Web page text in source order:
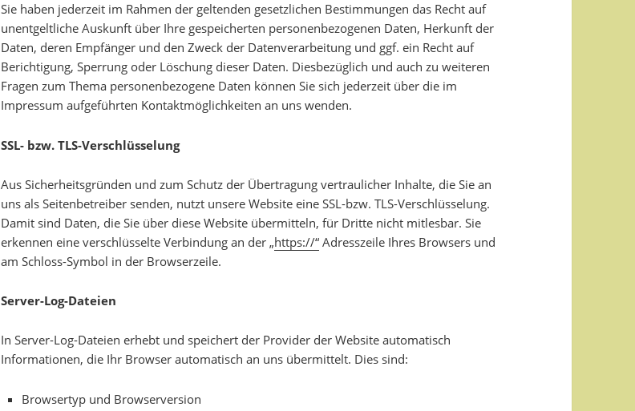
Sie haben jederzeit im Rahmen der geltenden gesetzlichen Bestimmungen das Recht auf
unentgeltliche Auskunft über Ihre gespeicherten personenbezogenen Daten, Herkunft der
Daten, deren Empfänger und den Zweck der Datenverarbeitung und ggf. ein Recht auf
Berichtigung, Sperrung oder Löschung dieser Daten. Diesbezüglich und auch zu weiteren
Fragen zum Thema personenbezogene Daten können Sie sich jederzeit über die im
Impressum aufgeführten Kontaktmöglichkeiten an uns wenden.
SSL- bzw. TLS-Verschlüsselung
Aus Sicherheitsgründen und zum Schutz der Übertragung vertraulicher Inhalte, die Sie an
uns als Seitenbetreiber senden, nutzt unsere Website eine SSL-bzw. TLS-Verschlüsselung.
Damit sind Daten, die Sie über diese Website übermitteln, für Dritte nicht mitlesbar. Sie
erkennen eine verschlüsselte Verbindung an der „https://“ Adresszeile Ihres Browsers und
am Schloss-Symbol in der Browserzeile.
Server-Log-Dateien
In Server-Log-Dateien erhebt und speichert der Provider der Website automatisch
Informationen, die Ihr Browser automatisch an uns übermittelt. Dies sind:
Browsertyp und Browserversion